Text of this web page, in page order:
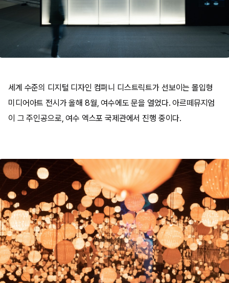
세계 수준의 디지털 디자인 컴퍼니 디스트릭트가 선보이는 몰입형
미디어아트 전시가 올해 8월, 여수에도 문을 열었다. 아르떼뮤지엄
이 그 주인공으로, 여수 엑스포 국제관에서 진행 중이다.